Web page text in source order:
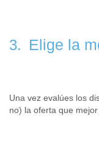
3. Elige la
Una vez evalúes los
no) la oferta que